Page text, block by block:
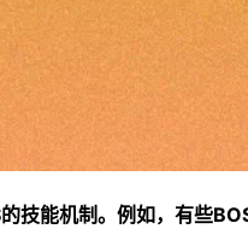
技能机制。例如，有些